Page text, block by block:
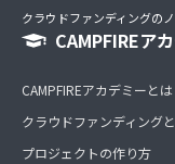
A 全く初めて
B 過去に少し習っ
C 過去に結構習った
E 花の教室経営の経
F 花業界に居る
G 花以外だが教室
クラウドファンディングの
CAMPFIREア
CAMPFIREアカデミーとは
クラウドファンディング
プロジェクトの作り方